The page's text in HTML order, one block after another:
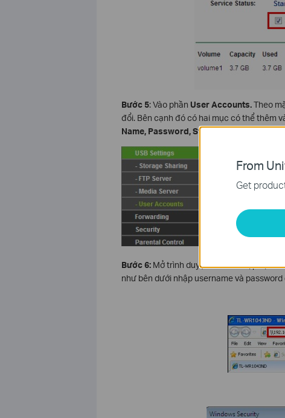
Bước 5: Vào phần User Accounts.Theo
đổi. Bên cạnh đó có hai mục có thể thêm
Name, Password, Storage Authorityvà
Bước 6:Mở trình duyệt web và nhập địa
như bên dưới nhập username và
From
Get